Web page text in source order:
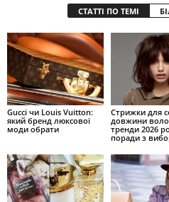
СТАТТІ ПО ТЕМІ
Gucci чи Louis Vuitton:
який бренд люксової
моди обрати
Стрижки для
довжини
тренди 2026
поради з